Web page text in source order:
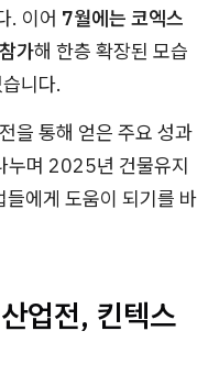
. 이어 7월에는 코엑스
가해 한층 확장된 모습
니다.
을 통해 얻은 주요 성과
누며 2025년 건물유지
에게 도움이 되기를 바
업전, 킨텍스